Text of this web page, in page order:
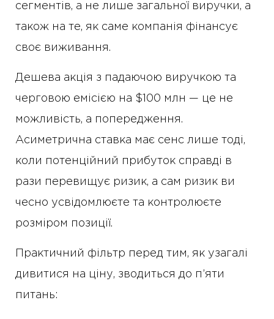
сегментів, а не лише загальної виручки, а
також на те, як саме компанія фінансує
своє виживання.
Дешева акція з падаючою виручкою та
черговою емісією на $100 млн — це не
можливість, а попередження.
Асиметрична ставка має сенс лише тоді,
коли потенційний прибуток справді в
рази перевищує ризик, а сам ризик ви
чесно усвідомлюєте та контролюєте
розміром позиції.
Практичний фільтр перед тим, як узагалі
дивитися на ціну, зводиться до п’яти
питань: